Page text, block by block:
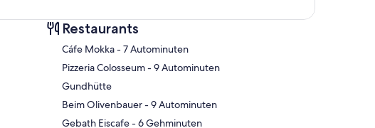
Restaurants
‪Cáfe Mokka - ‬7 Autominuten
‪Pizzeria Colosseum - ‬9 Autominuten
Gundhütte
‪Beim Olivenbauer - ‬9 Autominuten
‪Gebath Eiscafe - ‬6 Gehminuten